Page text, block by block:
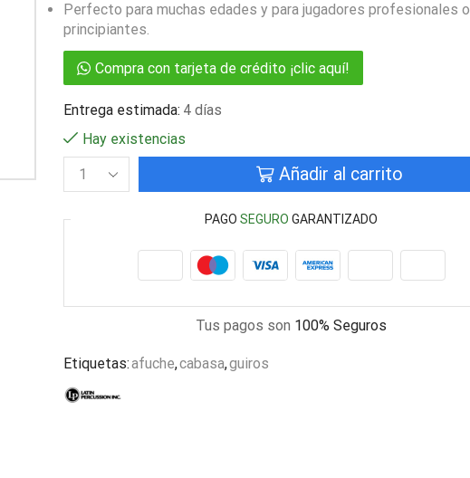
Perfecto para muchas edades y para jugadores profesionales o
principiantes.
Compra con tarjeta de crédito ¡clic aquí!
Entrega estimada: 4 días
Hay existencias
Añadir al carrito
PAGOSEGURO GARANTIZADO
Tus pagos son 100% Seguros
Etiquetas:afuche,cabasa,guiros